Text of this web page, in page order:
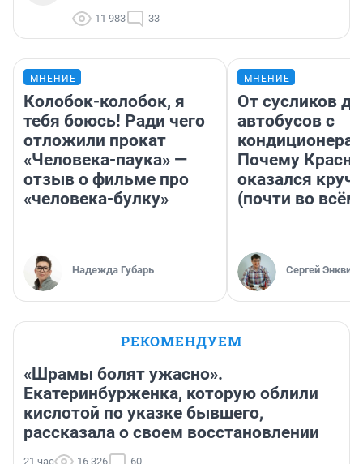
11 983 33
МНЕНИЕ
Колобок-колобок, я
тебя боюсь! Ради чего
отложили прокат
«Человека-паука» —
отзыв о фильме про
«человека-булку»
Надежда Губарь
МНЕНИЕ
От сусликов до
автобусов с
Почему
оказался
(почти во
Сергей Энквист
РЕКОМЕНДУЕМ
«Шрамы болят ужасно».
Екатеринбурженка, которую облили
кислотой по указке бывшего,
рассказала о своем восстановлении
21 час 16 326 60